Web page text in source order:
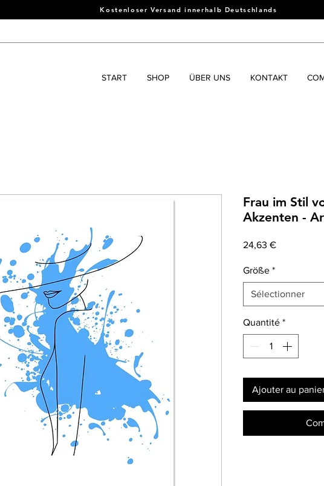
Kostenloser Versand innerhalb Deutschlands
START SHOP ÜBER UNS KONTAKT
Frau im Stil
Akzenten -
24,63 €Prix
Größe *
Sélectionner
Quantité *
Ajouter au